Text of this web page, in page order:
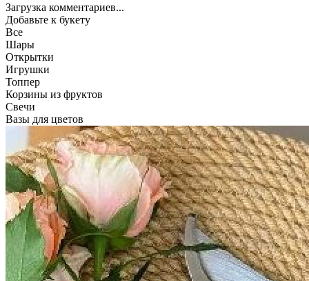
Загрузка комментариев...
Добавьте к букету
Все
Шары
Открытки
Игрушки
Топпер
Корзины из фруктов
Свечи
Вазы для цветов